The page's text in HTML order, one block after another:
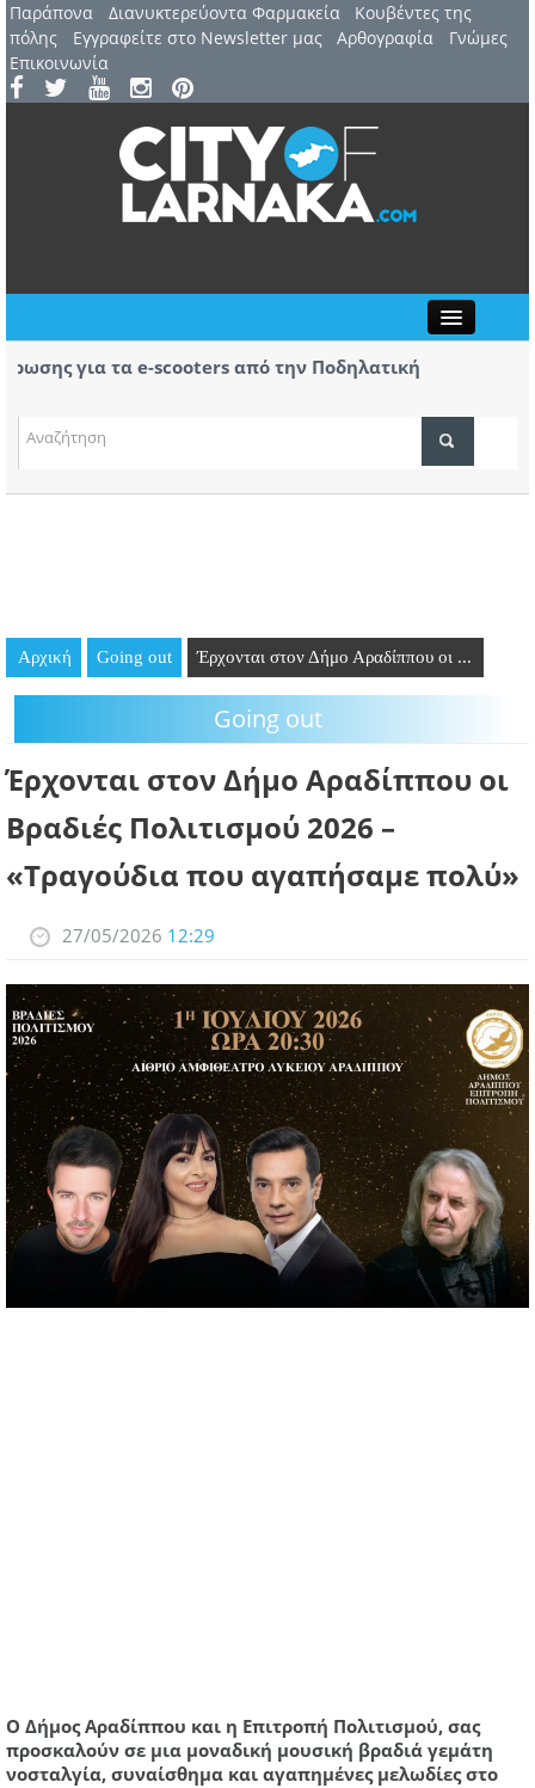
Παράπονα Διανυκτερεύοντα Φαρμακεία
Kουβέντες της
πόλης
Εγγραφείτε στο Newsletter μας Αρθογραφία
Γνώμες
Επικοινωνία
ΤΟΠΙΚΑ ΝΕΑ
ΘΕΣΕΙΣ ΕΡΓΑΣΙΑΣ
ΠΡΟΣΩΠΑ
ΛΑΡΝΑΚΑ 2030
για τα e-scooters από την Ποδηλατική
Αρχική Going out Έρχονται στον Δήμο Αραδίππου οι ...
Going out
Έρχονται στον Δήμο Αραδίππου οι
Βραδιές Πολιτισμού 2026 –
«Τραγούδια που αγαπήσαμε πολύ»
27/05/2026 12:29
Ο Δήμος Αραδίππου και η Επιτροπή Πολιτισμού, σας
προσκαλούν σε μια μοναδική μουσική βραδιά γεμάτη
νοσταλγία, συναίσθημα και αγαπημένες μελωδίες στο